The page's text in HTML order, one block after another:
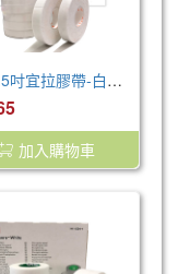
3M 0.5吋宜拉膠帶-白色 (1捲)
加入購物車